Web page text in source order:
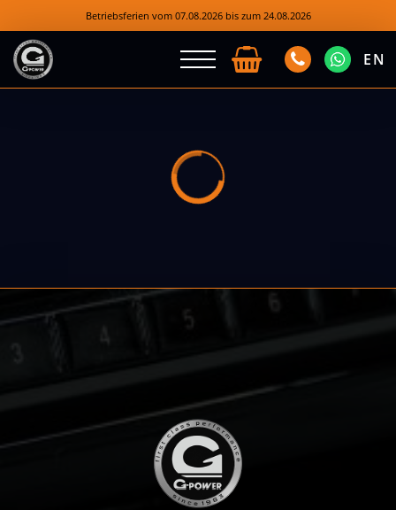
Betriebsferien vom 07.08.2026 bis zum 24.08.2026
EN